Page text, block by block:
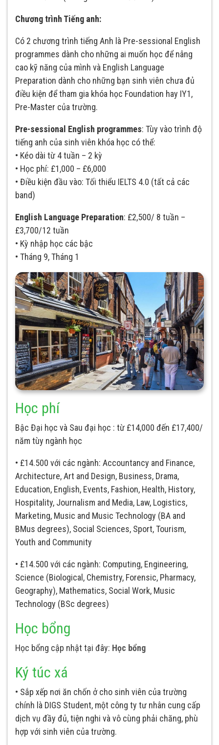
Chương trình Tiếng anh:
Có 2 chương trình tiếng Anh là Pre-sessional English
programmes dành cho những ai muốn học để nâng
cao kỹ năng của mình và English Language
Preparation dành cho những bạn sinh viên chưa đủ
điều kiện để tham gia khóa học Foundation hay IY1,
Pre-Master của trường.
Pre-sessional English programmes: Tùy vào trình độ
tiếng anh của sinh viên khóa học có thể:
• Kéo dài từ 4 tuần – 2 kỳ
• Học phí: £1,000 – £6,000
• Điều kiện đầu vào: Tối thiểu IELTS 4.0 (tất cả các
band)
English Language Preparation: £2,500/ 8 tuần –
£3,700/12 tuần
• Kỳ nhập học các bậc
• Tháng 9, Tháng 1
Học phí
Bậc Đại học và Sau đại học : từ £14,000 đến £17,400/
năm tùy ngành học
• £14.500 với các ngành: Accountancy and Finance,
Architecture, Art and Design, Business, Drama,
Education, English, Events, Fashion, Health, History,
Hospitality, Journalism and Media, Law, Logistics,
Marketing, Music and Music Technology (BA and
BMus degrees), Social Sciences, Sport, Tourism,
Youth and Community
• £14.500 với các ngành: Computing, Engineering,
Science (Biological, Chemistry, Forensic, Pharmacy,
Geography), Mathematics, Social Work, Music
Technology (BSc degrees)
Học bổng
Học bổng cập nhật tại đây: Học bổng
Ký túc xá
• Sắp xếp nơi ăn chốn ở cho sinh viên của trường
chính là DIGS Student, một công ty tư nhân cung cấp
dịch vụ đầy đủ, tiện nghi và vô cùng phải chăng, phù
hợp với sinh viên của trường.